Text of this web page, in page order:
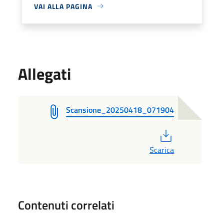
VAI ALLA PAGINA
Allegati
Scansione_20250418_071904
Scarica
Contenuti correlati